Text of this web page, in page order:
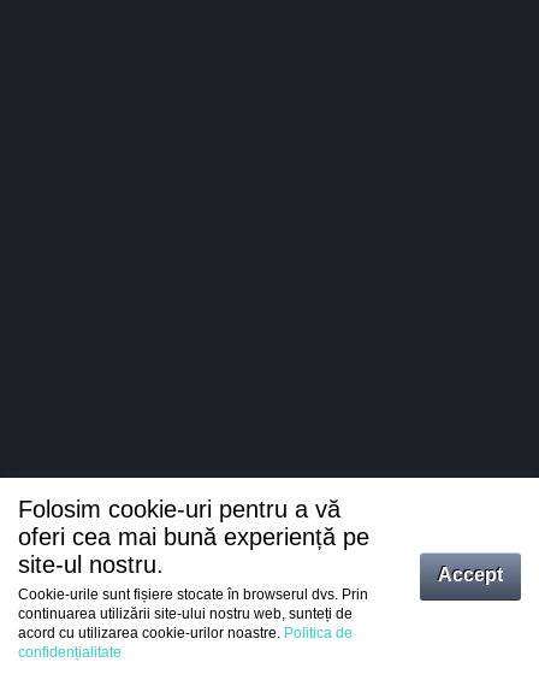
Intrați
Folosim cookie-uri pentru a vă
oferi cea mai bună experiență pe
site-ul nostru.
Cookie-urile sunt fișiere stocate în browserul dvs. Prin
continuarea utilizării site-ului nostru web, sunteți de
acord cu utilizarea cookie-urilor noastre. Politica de
confidențialitate
Accept